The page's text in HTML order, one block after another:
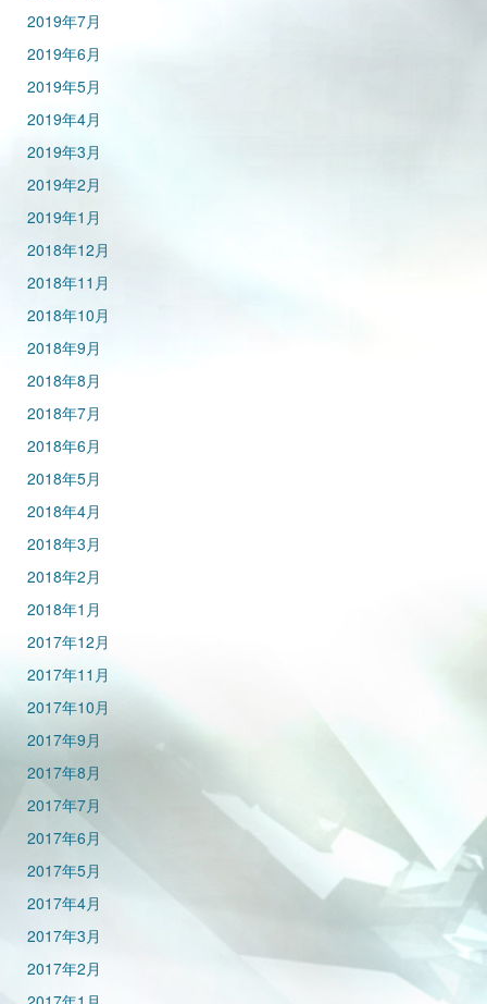
2019年7月
2019年6月
2019年5月
2019年4月
2019年3月
2019年2月
2019年1月
2018年12月
2018年11月
2018年10月
2018年9月
2018年8月
2018年7月
2018年6月
2018年5月
2018年4月
2018年3月
2018年2月
2018年1月
2017年12月
2017年11月
2017年10月
2017年9月
2017年8月
2017年7月
2017年6月
2017年5月
2017年4月
2017年3月
2017年2月